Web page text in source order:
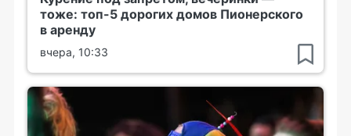
тоже: топ-5 дорогих домов Пионерского
в аренду
вчера, 10:33